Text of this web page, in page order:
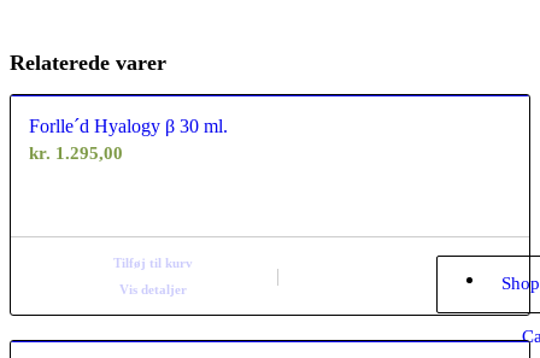
Relaterede varer
Forlle´d Hyalogy β 30 ml.
kr. 1.295,00
Tilføj til kurv
Vis detaljer